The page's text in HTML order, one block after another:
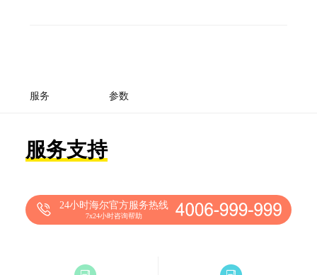
服务 参数
服务支持
24小时海尔官方服务热线
7x24小时咨询帮助